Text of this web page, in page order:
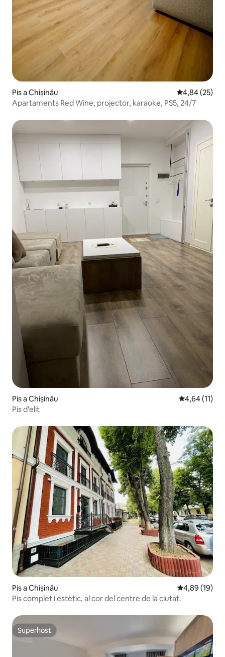
Pis a Chișinău 4,84 de
4,84 (25)
Apartaments Red Wine, projector, karaoke, PS5, 24/7
Pis a Chișinău 4,64 de
4,64 (11)
Pis d'elit
Pis a Chișinău 4,89 de
4,89 (19)
Pis complet i estètic, al cor del centre de la ciutat.
Superhost
Superhost